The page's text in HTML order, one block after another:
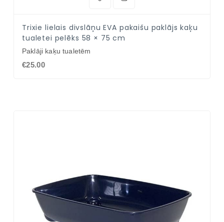
Trixie lielais divslāņu EVA pakaišu paklājs kaķu
tualetei pelēks 58 × 75 cm
Paklāji kaķu tualetēm
€25.00